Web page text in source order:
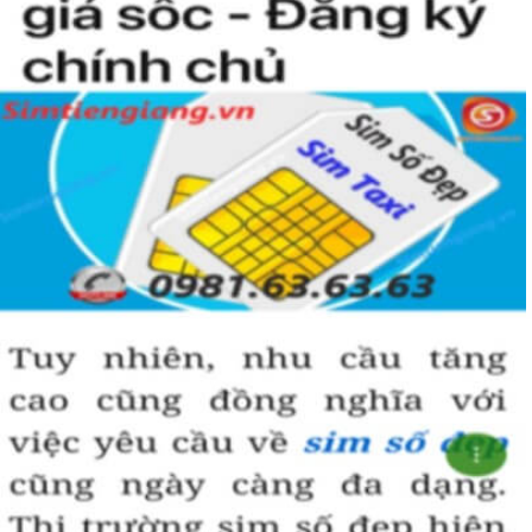
Sim Tiền Giang là đơn vị cung cấp sim số đẹp lục quý 9, sim giá rẻ
uy tín chất lượng.
Chọn mua sim số đẹp thường mất nhiều thời gian ở khoản lựa số,
một số phải vừa đẹp, vừa tốt về phong thủy thì mới là sim hoàn
hảo. Vậy phải làm sao?
- Cách nhanh nhất để chọn mua được sim lục quý 9 là bạn vào
trang chủ của Sim Tiền Giang, chọn mục “Sim giảm giá “ ở ngay
đầu trang chủ. Đây là danh sách sim được đại lý giảm giá vì một số
lý do nên bạn có thể chọn mua được số đẹp lại có giá cực rẻ nữa.
Ngoài ra quý khách chưa ưng ý về sim luc quy 9 có cũng thể tham
khảo thêm Sim Vinaphone,Sim Gmobile, Sim Lục Quý,Sim Năm
Sinh..